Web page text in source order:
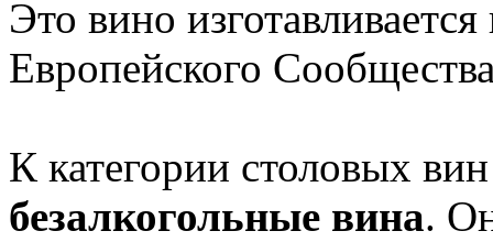
Это вино
Европейского
К категории столовых
безалкогольные вина.